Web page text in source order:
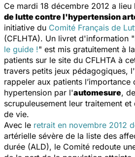
Ce mardi 18 décembre 2012 a lieu
de lutte contre l'hypertension
initiative du Comité Français de
(CFLHTA). Un livret d'information "
le guide !" est mis gratuitement à
patients sur le site du CFLHTA à
travers petits jeux pédagogiques,
rappeler aux patients
hypertension par l'automesure,
scrupuleusement leur traitement
de vie.
Avec le retrait en novembre 2012 d
artérielle sévère de la liste des
durée (ALD), le Comité redoute